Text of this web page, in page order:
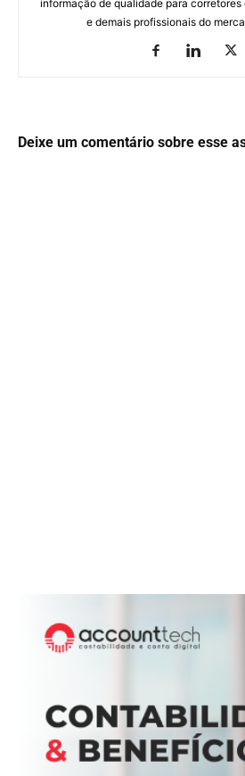
informação de qualidade para
e demais profissionais do
Deixe um comentário sobre esse